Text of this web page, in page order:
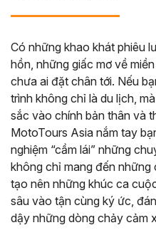
Có những khao khát phiêu
hồn, những giấc mơ về
chưa ai đặt chân tới. Nếu
trình không chỉ là du lịch,
sắc vào chính bản thân và
MotoTours Asia nắm tay
nghiệm “cầm lái” những
không chỉ mang đến
tạo nên những khúc ca
sâu vào tận cùng ký ức,
dậy những dòng chảy cảm